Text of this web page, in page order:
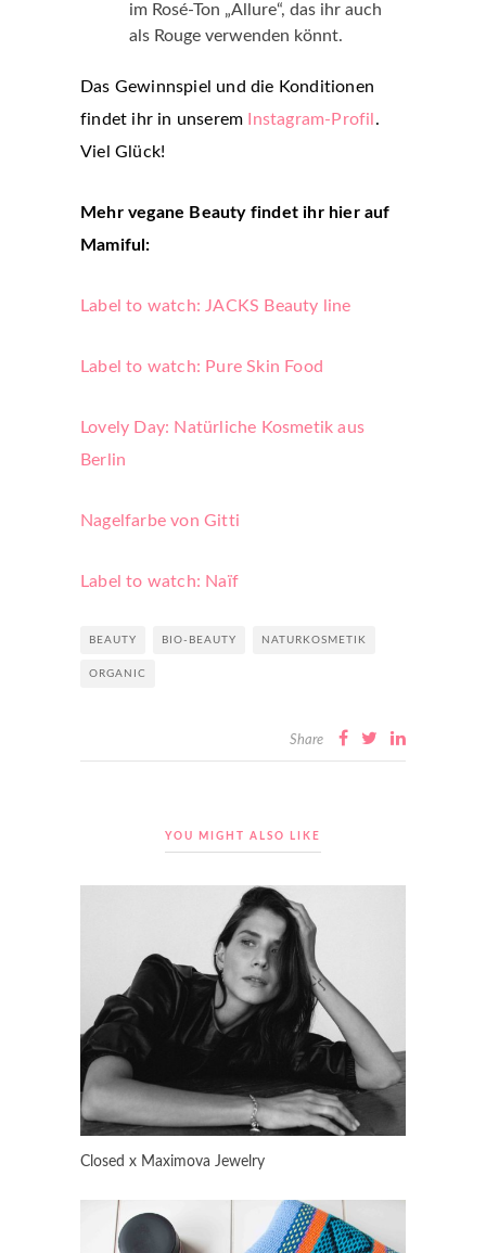
im Rosé-Ton „Allure“, das ihr auch
als Rouge verwenden könnt.
Das Gewinnspiel und die Konditionen
findet ihr in unserem
Instagram-Profil .
Viel Glück!
Mehr vegane Beauty findet ihr hier auf
Mamiful:
Label to watch: JACKS Beauty line
Label to watch: Pure Skin Food
Lovely Day: Natürliche Kosmetik aus
Berlin
Nagelfarbe von Gitti
Label to watch: Naïf
BEAUTY BIO-BEAUTY NATURKOSMETIK
ORGANIC
Share
YOU MIGHT ALSO LIKE
Closed x Maximova Jewelry